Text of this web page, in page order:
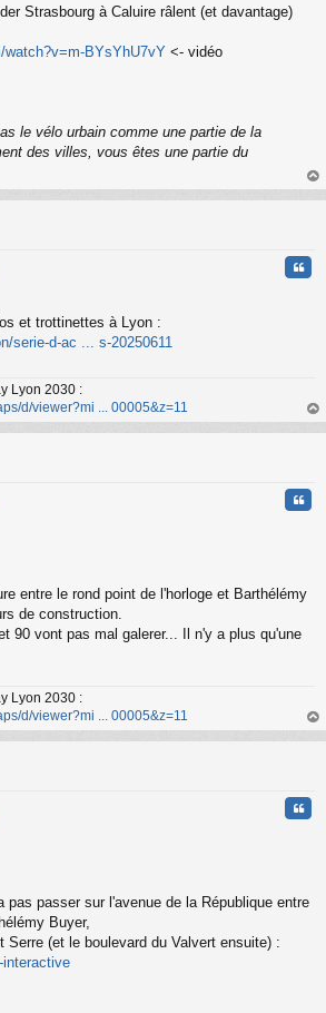
Strasbourg à Caluire râlent (et davantage)
watch?v=m-BYsYhU7vY <- vidéo
le vélo urbain comme une partie de la
des villes, vous êtes une partie du
au
et trottinettes à Lyon :
serie-d-ac ... s-20250611
Lyon 2030 :
d/viewer?mi ... 00005&z=11
au
entre le rond point de l'horloge et Barthélémy
de construction.
90 vont pas mal galerer... Il n'y a plus qu'une
Lyon 2030 :
d/viewer?mi ... 00005&z=11
au
pas passer sur l'avenue de la République entre
Buyer,
Serre (et le boulevard du Valvert ensuite) :